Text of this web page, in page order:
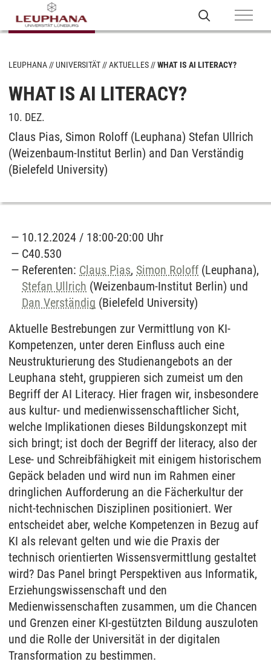
LEUPHANA UNIVERSITÄT AKTUELLES WHAT IS AI LITERACY?
WHAT IS AI LITERACY?
10. DEZ.
Claus Pias, Simon Roloff (Leuphana) Stefan Ullrich
(Weizenbaum-Institut Berlin) and Dan Verständig
(Bielefeld University)
10.12.2024 / 18:00-20:00 Uhr
C40.530
Referenten: Claus Pias, Simon Roloff (Leuphana),
Stefan Ullrich (Weizenbaum-Institut Berlin) und
Dan Verständig (Bielefeld University)
Aktuelle Bestrebungen zur Vermittlung von KI-
Kompetenzen, unter deren Einfluss auch eine
Neustrukturierung des Studienangebots an der
Leuphana steht, gruppieren sich zumeist um den
Begriff der AI Literacy. Hier fragen wir, insbesondere
aus kultur- und medienwissenschaftlicher Sicht,
welche Implikationen dieses Bildungskonzept mit
sich bringt; ist doch der Begriff der literacy, also der
Lese- und Schreibfähigkeit mit einigem historischem
Gepäck beladen und wird nun im Rahmen einer
dringlichen Aufforderung an die Fächerkultur der
nicht-technischen Disziplinen positioniert. Wer
entscheidet aber, welche Kompetenzen in Bezug auf
KI als relevant gelten und wie die Praxis der
technisch orientierten Wissensvermittlung gestaltet
wird? Das Panel bringt Perspektiven aus Informatik,
Erziehungswissenschaft und den
Medienwissenschaften zusammen, um die Chancen
und Grenzen einer KI-gestützten Bildung auszuloten
und die Rolle der Universität in der digitalen
Transformation zu bestimmen.